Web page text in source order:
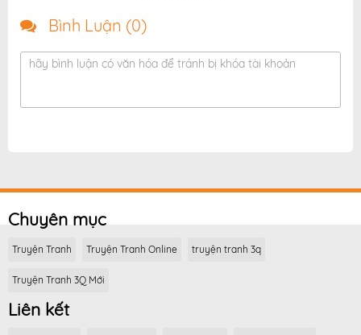
Bình Luận (0)
hãy bình luận có văn hóa để tránh bị khóa tài khoản
Chuyên mục
Truyện Tranh Truyện Tranh Online truyện tranh 3q
Truyện Tranh 3Q Mới
Liên kết